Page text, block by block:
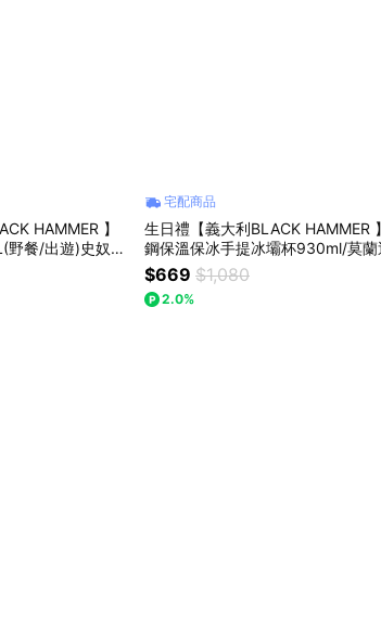
HAMMER 】
餐/出遊)史奴比/
宅配商品
生日禮【義大利BLACK HAMMER
鋼保溫保冰手提冰壩杯930ml/莫蘭
$669 $1,080
2.0%